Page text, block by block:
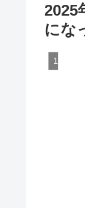
2025
にな
17:石川